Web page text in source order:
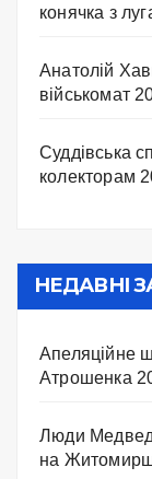
конячка з
Анатолій
військомат
Суддівська
колекторам
НЕДАВНІ
Апеляційне
Атрошенка
Люди
на